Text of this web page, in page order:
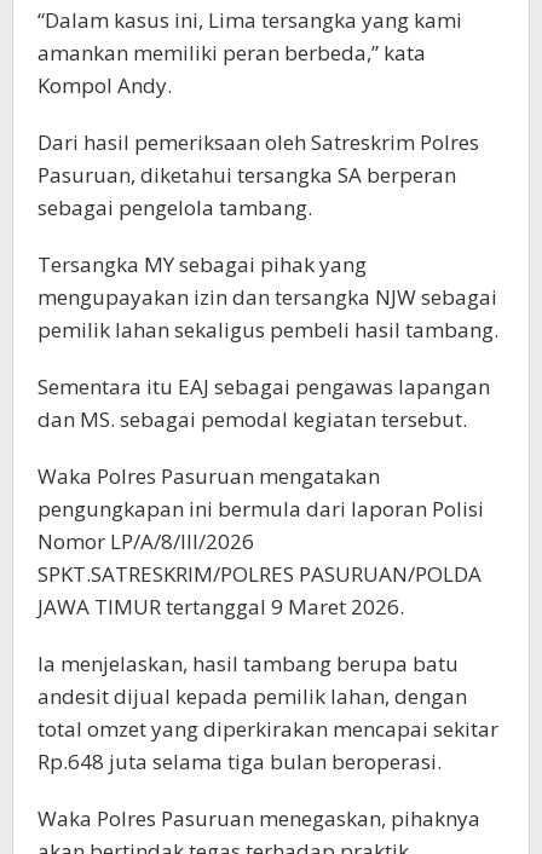
“Dalam kasus ini, Lima tersangka yang kami
amankan memiliki peran berbeda,” kata
Kompol Andy.
Dari hasil pemeriksaan oleh Satreskrim Polres
Pasuruan, diketahui tersangka SA berperan
sebagai pengelola tambang.
Tersangka MY sebagai pihak yang
mengupayakan izin dan tersangka NJW sebagai
pemilik lahan sekaligus pembeli hasil tambang.
Sementara itu EAJ sebagai pengawas lapangan
dan MS. sebagai pemodal kegiatan tersebut.
Waka Polres Pasuruan mengatakan
pengungkapan ini bermula dari laporan Polisi
Nomor LP/A/8/III/2026
SPKT.SATRESKRIM/POLRES PASURUAN/POLDA
JAWA TIMUR tertanggal 9 Maret 2026.
Ia menjelaskan, hasil tambang berupa batu
andesit dijual kepada pemilik lahan, dengan
total omzet yang diperkirakan mencapai sekitar
Rp.648 juta selama tiga bulan beroperasi.
Waka Polres Pasuruan menegaskan, pihaknya